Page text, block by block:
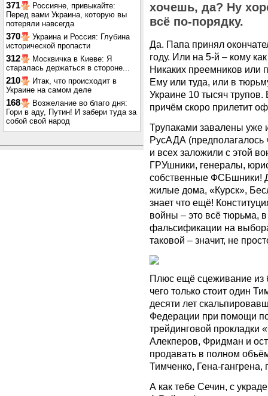
371
Россияне, привыкайте:
Перед вами Украина, которую вы
потеряли навсегда
370
Украина и Россия: Глубина
исторической пропасти
312
Москвичка в Киеве: Я
старалась держаться в стороне...
210
Итак, что происходит в
Украине на самом деле
168
Возжелание во благо дня:
Гори в аду, Путин! И забери туда за
собой свой народ
хочешь, да? Ну
всё по-порядку.
Да. Папа принял
году. Или на 5-й – кому
Никаких преемников или
Ему или туда, или в
Украине 10 тысяч
причём скоро прилетит
Трупаками завалены уже
РусАДА (предполагалось
и всех заложили с этой
ГРУшники, генералы,
собственные ФСБшники!
жилые дома, «Курск»,
знает что ещё!
войны – это всё тюрьма,
фальсификации на
таковой – значит, не
Плюс ещё сцеживание из
чего только стоит один
десяти лет
Федерации при помощи
трейдинговой прокладки
Алекперов, Фридман и
продавать в полном
Тимченко, Гена-
А как тебе Сечин, с